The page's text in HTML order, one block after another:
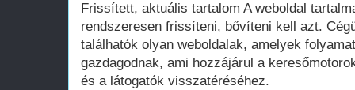
Frissített, aktuális tartalom A weboldal
rendszeresen frissíteni, bővíteni kell azt.
találhatók olyan weboldalak, amelyek
gazdagodnak, ami hozzájárul a
és a látogatók visszatéréséhez.